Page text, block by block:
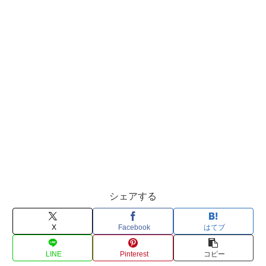
シェアする
X Facebook はてブ
LINE Pinterest コピー